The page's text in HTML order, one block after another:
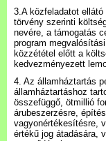
Versenyképes
Program
Települési
Kézikönyv
Hírek
3.A közfeladatot
törvény szerinti
nevére, a támogatás
program
közzététel előtt a
kedvezményezett
4. Az államháztartás
államháztartáshoz
összefüggő, ötmillió
árubeszerzésre,
vagyonértékesítésre,
értékű jog átadására,